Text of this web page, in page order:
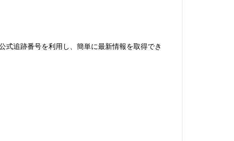
追跡番号を利用し、簡単に最新情報を取得でき